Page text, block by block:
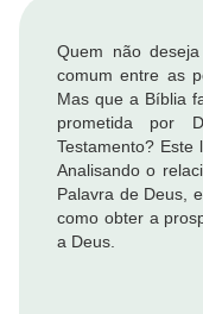
Quem não
comum entre as
Mas que a Bíblia
prometida por
Testamento? Este
Analisando o
Palavra de Deus,
como obter a
a Deus.